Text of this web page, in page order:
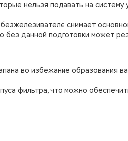
нельзя подавать на систему
снимает
без данной подготовки может
во избежание образования
фильтра, что можно